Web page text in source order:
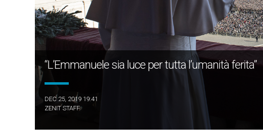
“L’Emmanuele sia luce per tutta l’umanità ferita”
DEC 25, 2019 19:41
ZENIT STAFF